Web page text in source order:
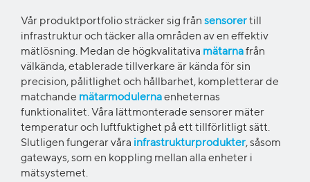
Vår produktportfolio sträcker sig från sensorertill
infrastruktur och täcker alla områden av en effektiv
mätlösning. Medan de högkvalitativa mätarnafrån
välkända, etablerade tillverkare är kända för sin
precision, pålitlighet och hållbarhet, kompletterar de
matchande mätarmodulernaenheternas
funktionalitet. Våra lättmonterade sensorer mäter
temperatur och luftfuktighet på ett tillförlitligt sätt.
Slutligen fungerar våra infrastrukturprodukter, såsom
gateways, som en koppling mellan alla enheter i
mätsystemet.